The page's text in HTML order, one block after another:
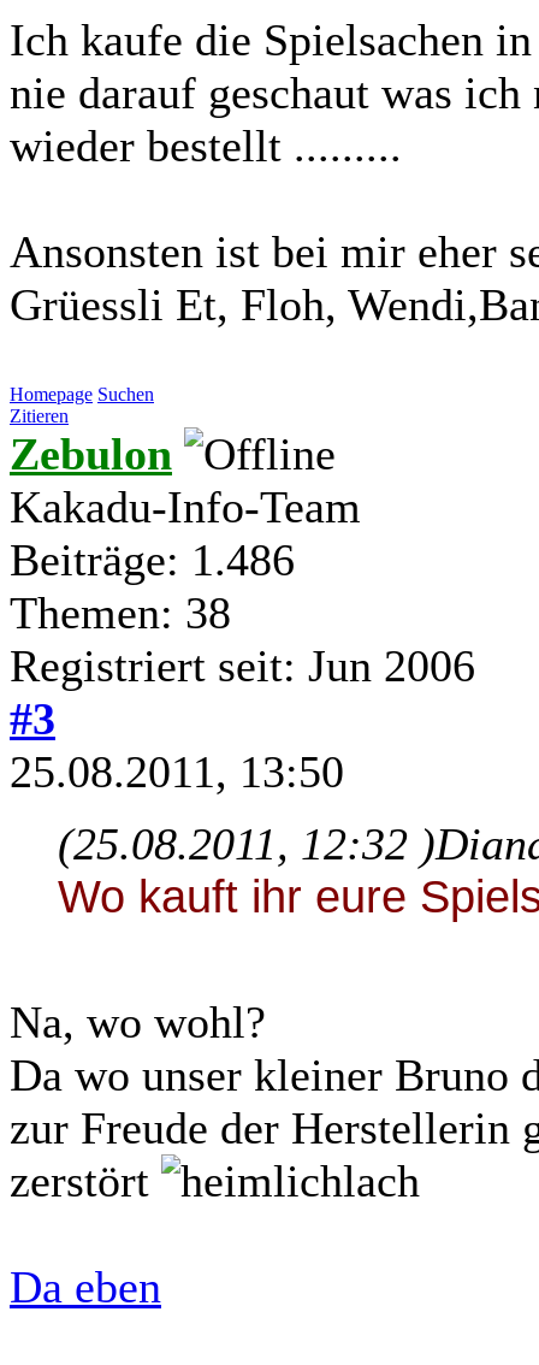
Ich kaufe die Spielsachen
nie darauf geschaut was ich
wieder bestellt .........
Ansonsten ist bei mir eher
Grüessli Et, Floh,
Homepage Suchen
Zitieren
Zebulon
Kakadu-Info-Team
Beiträge: 1.486
Themen: 38
Registriert seit: Jun 2006
#3
25.08.2011, 13:50
(25.08.2011, 12:32 )
Wo kauft ihr eure
Na, wo wohl?
Da wo unser kleiner Bruno
zur Freude der Herstellerin
zerstört
Da eben